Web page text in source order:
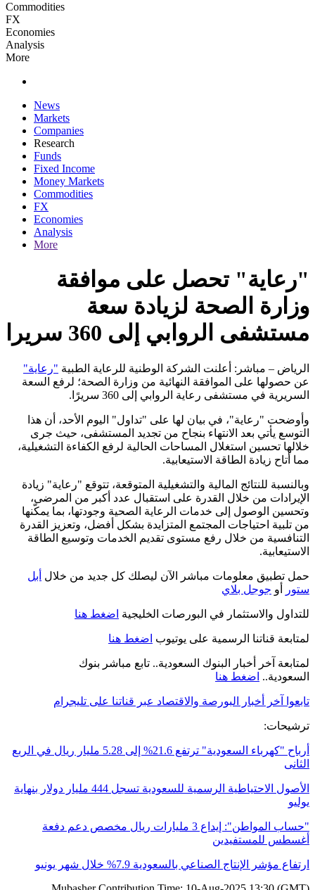
Commodities
FX
Economies
Analysis
More
News
Markets
Companies
Research
Funds
Fixed Income
Money Markets
Commodities
FX
Economies
Analysis
More
"رعاية" تحصل على موافقة
وزارة الصحة لزيادة سعة
مستشفى الروابي إلى 360 سريرا
الرياض – مباشر: أعلنت الشركة الوطنية للرعاية الطبية "رعاية"
عن حصولها على الموافقة النهائية من وزارة الصحة؛ لرفع السعة
السريرية في مستشفى رعاية الروابي إلى 360 سريرًا.
وأوضحت "رعاية"، في بيان لها على "تداول" اليوم الأحد، أن هذا
التوسع يأتي بعد الانتهاء بنجاح من تجديد المستشفى، حيث جرى
خلالها تحسين استغلال المساحات الحالية لرفع الكفاءة التشغيلية،
مما أتاح زيادة الطاقة الاستيعابية.
وبالنسبة للنتائج المالية والتشغيلية المتوقعة، تتوقع "رعاية" زيادة
الإيرادات من خلال القدرة على استقبال عدد أكبر من المرضى،
وتحسين الوصول إلى خدمات الرعاية الصحية وجودتها، بما يمكّنها
من تلبية احتياجات المجتمع المتزايدة بشكل أفضل، وتعزيز القدرة
التنافسية من خلال رفع مستوى تقديم الخدمات وتوسيع الطاقة
الاستيعابية.
حمل تطبيق معلومات مباشر الآن ليصلك كل جديد من خلال أبل
ستور
أو جوجل بلاي
للتداول والاستثمار في البورصات الخليجية اضغط هنا
لمتابعة قناتنا الرسمية على يوتيوب اضغط هنا
لمتابعة آخر أخبار البنوك السعودية.. تابع مباشر بنوك
السعودية.. اضغط هنا
تابعوا آخر أخبار البورصة والاقتصاد عبر قناتنا على تليجرام
ترشيحات:
أرباح "كهرباء السعودية" ترتفع 21.6% إلى 5.28 مليار ريال في الربع
الثانى
الأصول الاحتياطية الرسمية للسعودية تسجل 444 مليار دولار بنهاية
يوليو
"حساب المواطن": إيداع 3 مليارات ريال مخصص دعم دفعة
أغسطس للمستفيدين
ارتفاع مؤشر الإنتاج الصناعي بالسعودية 7.9% خلال شهر يونيو